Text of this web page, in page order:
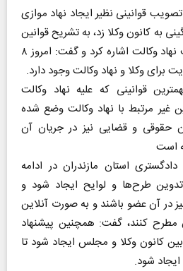
قوانینی نظیر ایجاد نهاد موازی
به کانون وکلا زد، به تشریح قوانین
و مقررات موجود در تضعیف نهاد وکالت اشاره کرد و گفت: امروز ۸
برای وکلا و نهاد وکالت وجود دارد.
قوانینی که علیه نهاد وکالت
غیر مرتبط با نهاد وکالت وضع شده
حقوقی و قضایی نیز در جریان آن
است
استان مازندران در ادامه
طرح‌ها و لوایح ایجاد شود و
در آن عضو باشند و به صورت آنلاین
مطرح کنند، گفت: همچنین پیشنهاد
کانون وکلا و مجلس ایجاد شود تا
شود.